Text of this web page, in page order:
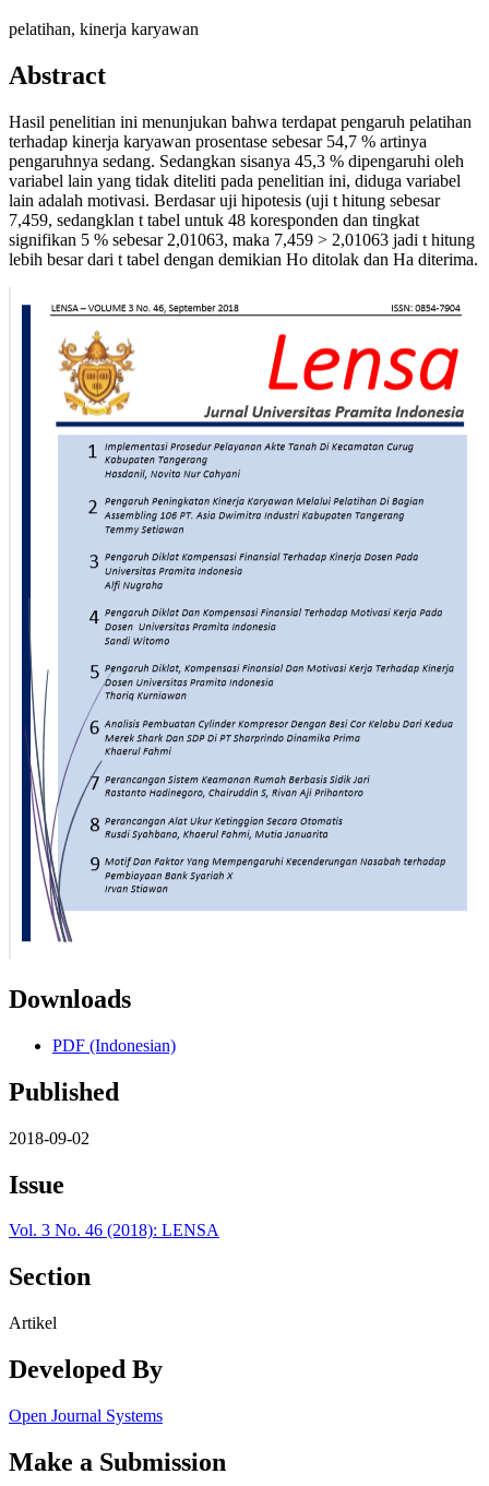
pelatihan, kinerja karyawan
Abstract
Hasil penelitian ini menunjukan bahwa terdapat pengaruh pelatihan
terhadap kinerja karyawan prosentase sebesar 54,7 % artinya
pengaruhnya sedang. Sedangkan sisanya 45,3 % dipengaruhi oleh
variabel lain yang tidak diteliti pada penelitian ini, diduga variabel
lain adalah motivasi. Berdasar uji hipotesis (uji t hitung sebesar
7,459, sedangklan t tabel untuk 48 koresponden dan tingkat
signifikan 5 % sebesar 2,01063, maka 7,459 > 2,01063 jadi t hitung
lebih besar dari t tabel dengan demikian Ho ditolak dan Ha diterima.
Downloads
PDF (Indonesian)
Published
2018-09-02
Issue
Vol. 3 No. 46 (2018): LENSA
Section
Artikel
Developed By
Open Journal Systems
Make a Submission